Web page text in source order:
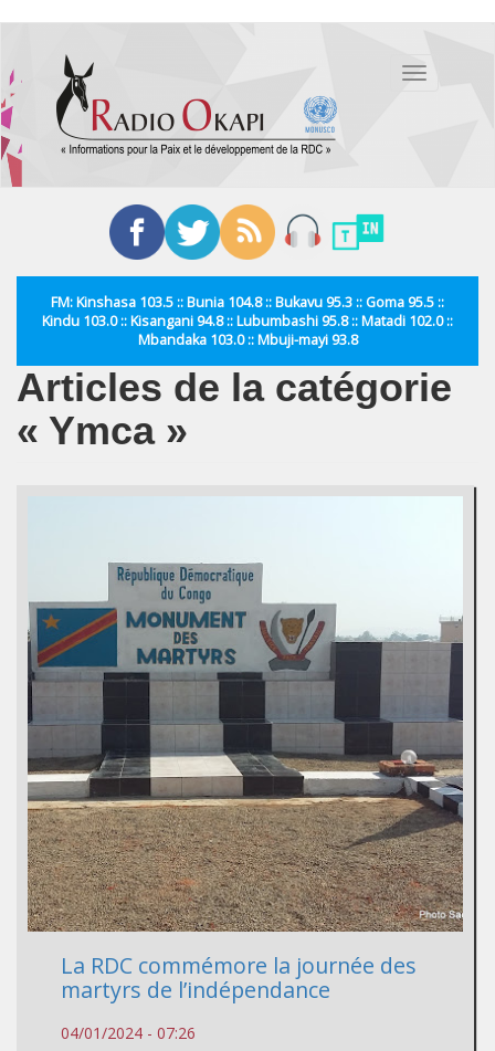
contenu
principal
Toggle
FM: Kinshasa 103.5 :: Bunia 104.8 :: Bukavu 95.3 :: Goma 95.5 ::
Kindu 103.0 :: Kisangani 94.8 :: Lubumbashi 95.8 :: Matadi 102.0 ::
Mbandaka 103.0 :: Mbuji-mayi 93.8
Articles de la catégorie
« Ymca »
La RDC commémore la journée des
martyrs de l’indépendance
04/01/2024 - 07:26